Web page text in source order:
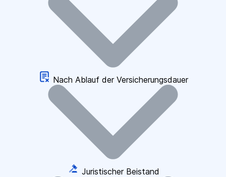
Nach Ablauf der Versicherungsdauer
Juristischer Beistand